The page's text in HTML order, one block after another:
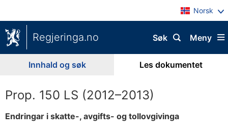
Norsk
Regjeringa.no Meny
Søk
Innhald og søk Les dokumentet
Prop. 150 LS (2012–2013)
Endringar i skatte-, avgifts- og tollovgivinga